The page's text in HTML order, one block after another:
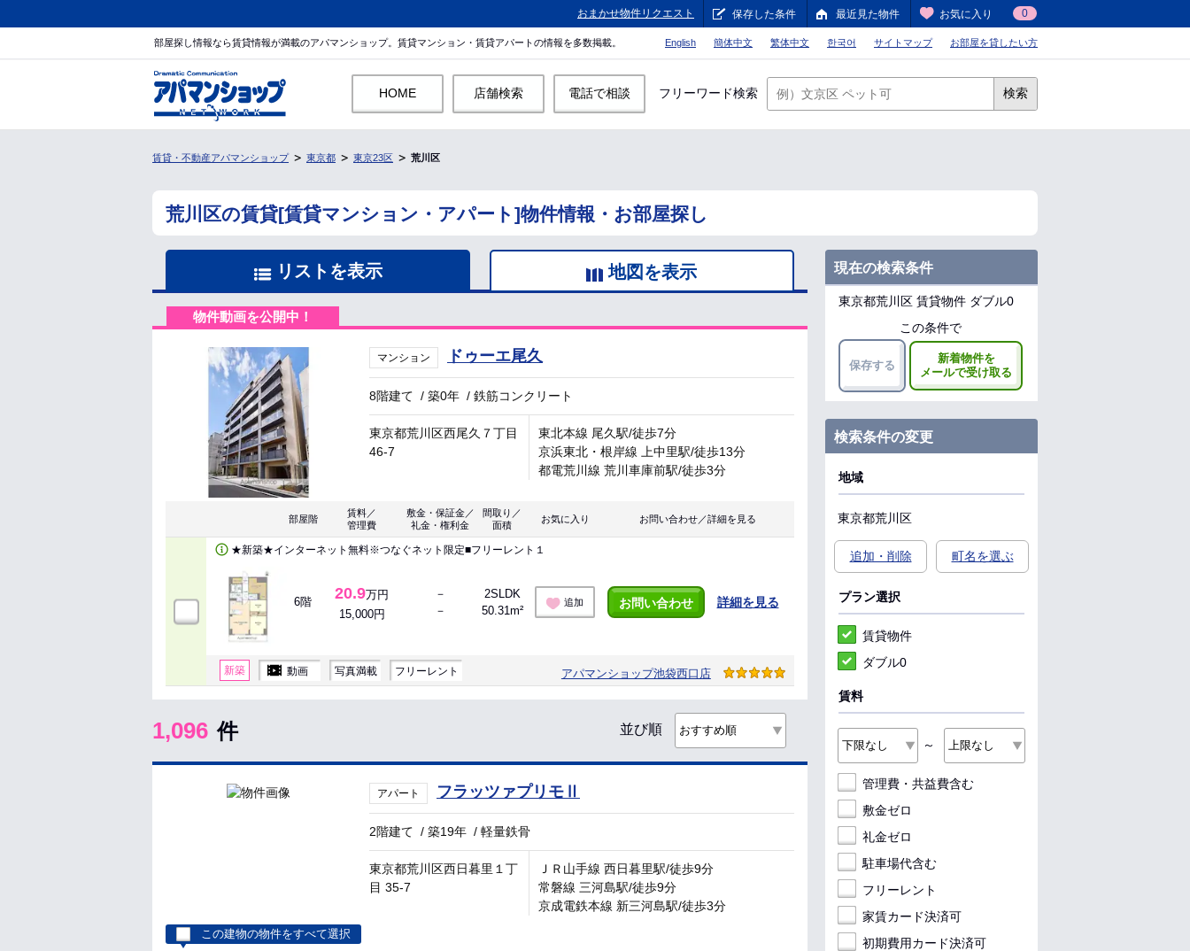
おまかせ物件リクエスト 保存した条件 最近見た物件 お気に入り 0
部屋探し情報なら賃貸情報が満載のアパマンショップ。賃貸マンション・賃貸アパートの情報を多数掲載。 English 簡体中文 繁体中文 한국어 サイトマップ お部屋を貸したい方
HOME 店舗検索 電話で相談 フリーワード検索 検索
賃貸・不動産アパマンショップ 東京都 東京23区 荒川区
荒川区の賃貸[賃貸マンション・アパート]物件情報・お部屋探し
リストを表示 地図を表示
物件動画を公開中！
マンション ドゥーエ尾久
8階建て /築0年 /鉄筋コンクリート
東京都荒川区西尾久７丁目
46-7
東北本線 尾久駅/徒歩7分
京浜東北・根岸線 上中里駅/徒歩13分
都電荒川線 荒川車庫前駅/徒歩3分
部屋階
賃料／
管理費
敷金・保証金／
礼金・権利金
間取り／
面積
お気に入り お問い合わせ／詳細を見る
★新築★インターネット無料※つなぐネット限定■フリーレント１
6階 20.9万円
15,000円
－
－
2SLDK
50.31m²
追加 お問い合わせ 詳細を見る
新築 動画 写真満載 フリーレント アパマンショップ池袋西口店
1,096 件 並び順
アパート フラッツァプリモⅡ
2階建て /築19年 /軽量鉄骨
東京都荒川区西日暮里１丁
目 35-7
ＪＲ山手線 西日暮里駅/徒歩9分
常磐線 三河島駅/徒歩9分
京成電鉄本線 新三河島駅/徒歩3分
この建物の物件をすべて選択
現在の検索条件
東京都荒川区 賃貸物件 ダブル0
この条件で
保存する
新着物件を
メールで受け取る
検索条件の変更
地域
東京都荒川区
追加・削除 町名を選ぶ
プラン選択
賃貸物件
ダブル0
賃料
～
管理費・共益費含む
敷金ゼロ
礼金ゼロ
駐車場代含む
フリーレント
家賃カード決済可
初期費用カード決済可